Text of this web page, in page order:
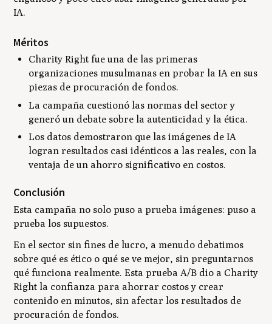
IA.
Méritos
Charity Right fue una de las primeras
organizaciones musulmanas en probar la IA en sus
piezas de procuración de fondos.
La campaña cuestionó las normas del sector y
generó un debate sobre la autenticidad y la ética.
Los datos demostraron que las imágenes de IA
logran resultados casi idénticos a las reales, con la
ventaja de un ahorro significativo en costos.
Conclusión
Esta campaña no solo puso a prueba imágenes: puso a
prueba los supuestos.
En el sector sin fines de lucro, a menudo debatimos
sobre qué es ético o qué se ve mejor, sin preguntarnos
qué funciona realmente. Esta prueba A/B dio a Charity
Right la confianza para ahorrar costos y crear
contenido en minutos, sin afectar los resultados de
procuración de fondos.